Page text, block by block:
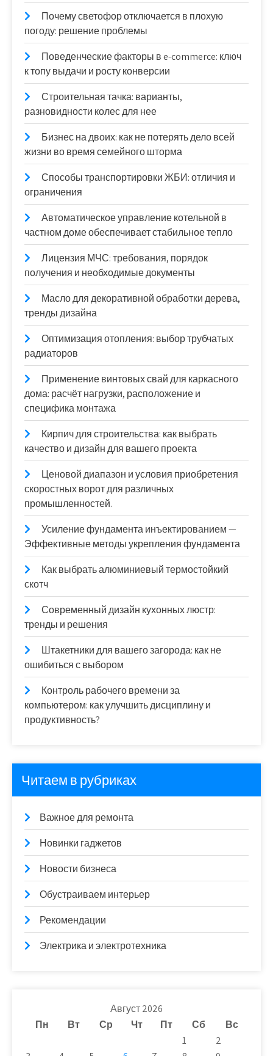
Почему светофор отключается в плохую
погоду: решение проблемы
Поведенческие факторы в e-commerce: ключ
к топу выдачи и росту конверсии
Строительная тачка: варианты,
разновидности колес для нее
Бизнес на двоих: как не потерять дело всей
жизни во время семейного шторма
Способы транспортировки ЖБИ: отличия и
ограничения
Автоматическое управление котельной в
частном доме обеспечивает стабильное тепло
Лицензия МЧС: требования, порядок
получения и необходимые документы
Масло для декоративной обработки дерева,
тренды дизайна
Оптимизация отопления: выбор трубчатых
радиаторов
Применение винтовых свай для каркасного
дома: расчёт нагрузки, расположение и
специфика монтажа
Кирпич для строительства: как выбрать
качество и дизайн для вашего проекта
Ценовой диапазон и условия приобретения
скоростных ворот для различных
промышленностей.
Усиление фундамента инъектированием —
Эффективные методы укрепления фундамента
Как выбрать алюминиевый термостойкий
скотч
Современный дизайн кухонных люстр:
тренды и решения
Штакетники для вашего загорода: как не
ошибиться с выбором
Контроль рабочего времени за
компьютером: как улучшить дисциплину и
продуктивность?
Читаем в рубриках
Важное для ремонта
Новинки гаджетов
Новости бизнеса
Обустраиваем интерьер
Рекомендации
Электрика и электротехника
Август 2026
Пн
Вт Ср Чт Пт Сб
Вс
1
2